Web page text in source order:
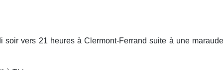
soir vers 21 heures à Clermont-Ferrand suite à une maraude